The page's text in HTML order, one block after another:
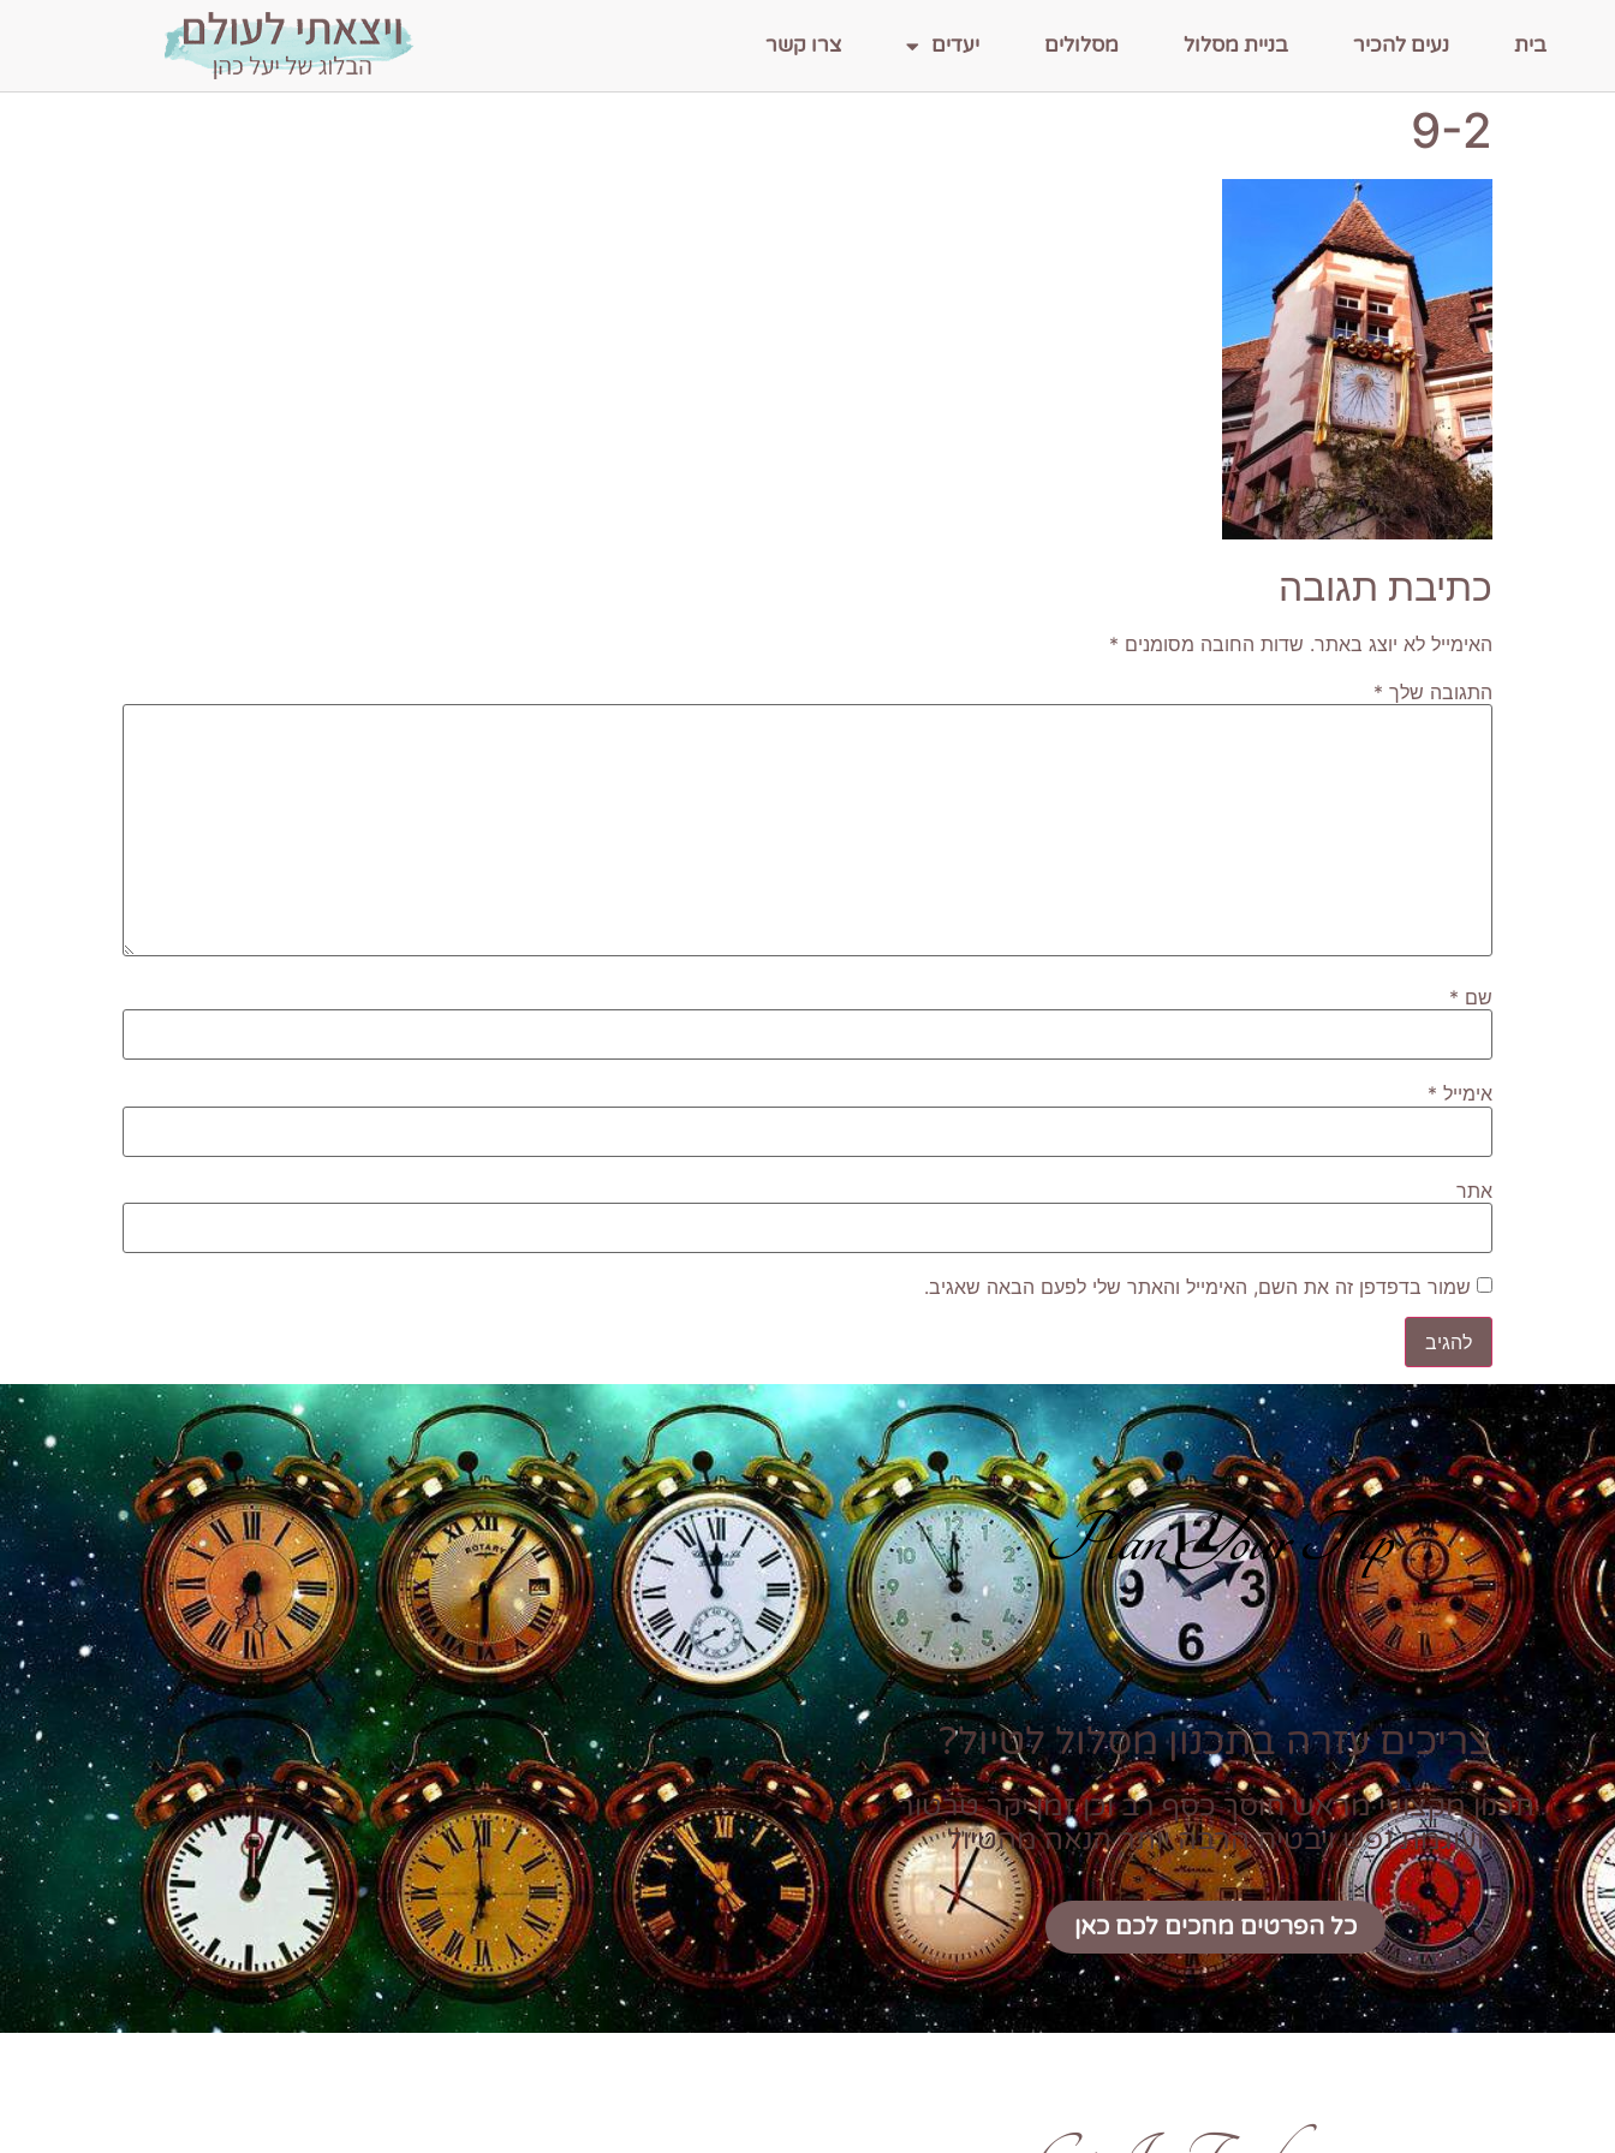
בית נעים להכיר בניית מסלול מסלולים יעדים צרו קשר
9-2
כתיבת תגובה
האימייל לא יוצג באתר. שדות החובה מסומנים *
התגובה שלך *
שם *
אימייל *
אתר
שמור בדפדפן זה את השם, האימייל והאתר שלי לפעם הבאה שאגיב.
Plan Your Trip
צריכים עזרה בתכנון מסלול לטיול?
תכנון מקצועי מראש חוסך כסף רב וכן זמן יקר טרטור
ועוגמת נפש ויבטיח הרבה יותר הנאה מהטיול
כל הפרטים מחכים לכם כאן